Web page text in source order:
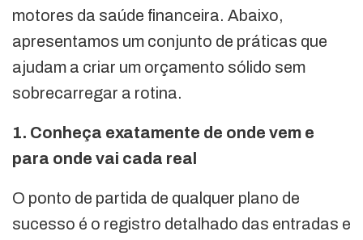
motores da saúde financeira. Abaixo,
apresentamos um conjunto de práticas que
ajudam a criar um orçamento sólido sem
sobrecarregar a rotina.
1. Conheça exatamente de onde vem e
para onde vai cada real
O ponto de partida de qualquer plano de
sucesso é o registro detalhado das entradas e